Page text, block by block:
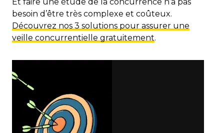
Et faire une étude de la concurrence n’a pas
besoin d’être très complexe et coûteux.
Découvrez nos 3 solutions pour assurer une
veille concurrentielle gratuitement.